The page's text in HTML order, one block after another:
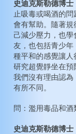
史迪克斯勒德博士
止吸毒或喝酒的
會有幫助。隨著
己減少壓力，也
友，也包括青少
種平和的感覺讓
研究超覺靜坐在預
我們沒有理由認
有所不同。
問：濫用毒品和酒
史迪克斯勒德博士